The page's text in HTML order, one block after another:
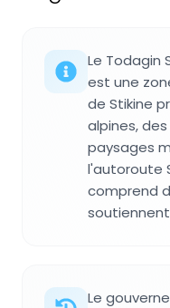
Le Todagin
est une
de Stikine
alpines,
paysages
l'autoroute
comprend
Le